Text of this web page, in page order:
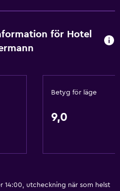
för Hotel
Betyg för läge
9,0
14:00, utcheckning när som helst